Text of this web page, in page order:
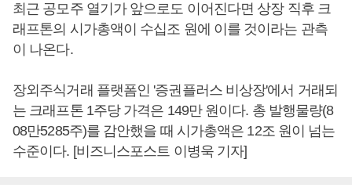
최근 공모주 열기가 앞으로도 이어진다면 상장 직후 크
래프톤의 시가총액이 수십조 원에 이를 것이라는 관측
이 나온다.
장외주식거래 플랫폼인 '증권플러스 비상장'에서 거래되
는 크래프톤 1주당 가격은 149만 원이다. 총 발행물량(8
08만5285주)를 감안했을 때 시가총액은 12조 원이 넘는
수준이다. [비즈니스포스트 이병욱 기자]